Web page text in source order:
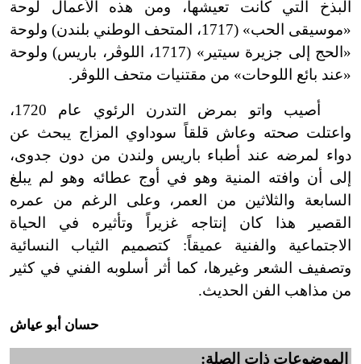
البذخ التي كانت تعيشها، ومن هذه الأعمال لوحة
«موسيقى الحب» (1717، المتحف الوطني بلندن) ولوحة
«الحج إلى جزيرة سيتير» (1717، اللوڤر، باريس) ولوحة
«عند بائع اللوحات» من مقتنيات متحف اللوڤر.
أصيب واتو بمرض التدرن الرئوي عام 1720،
واعتلت صحته وعاش قلقاً سوداوي المزاج يبحث عن
دواء لمرضه عند أطباء باريس ولندن من دون جدوى،
إلى أن وافته المنية وهو في أوج عطائه وهو لم يبلغ
السابعة والثلاثين من العمر، وعلى الرغم من عمره
القصير هذا كان إنتاجه غزيراً وتأثيره في الحياة
الاجتماعية والفنية عميقاً: كتصميم الثياب النسائية
وتصفيف الشعر وغيرها، كما أثر أسلوبه الفني في كثير
من مذاهب الفن الحديث.
حسان أبو عياش
الموضوعات ذات الصلة: